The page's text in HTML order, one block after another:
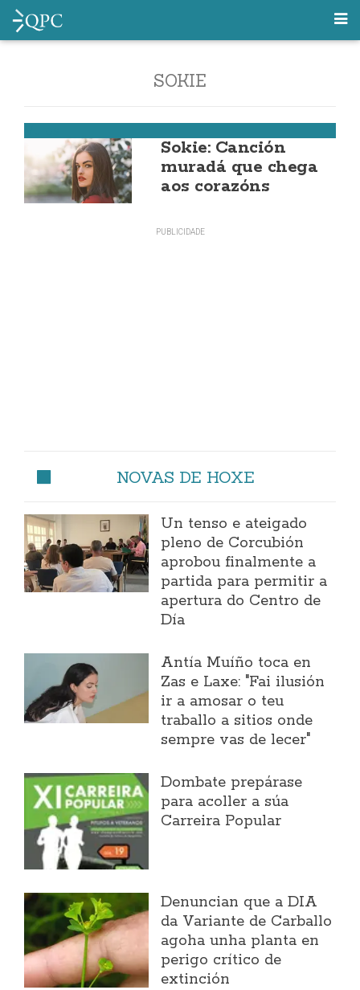
SOKIE
Sokie: Canción
muradá que chega
aos corazóns
NOVAS DE HOXE
Un tenso e ateigado
pleno de Corcubión
aprobou finalmente a
partida para permitir a
apertura do Centro de
Día
Antía Muíño toca en
Zas e Laxe: "Fai ilusión
ir a amosar o teu
traballo a sitios onde
sempre vas de lecer"
Dombate prepárase
para acoller a súa
Carreira Popular
Denuncian que a DIA
da Variante de Carballo
agoha unha planta en
perigo crítico de
extinción